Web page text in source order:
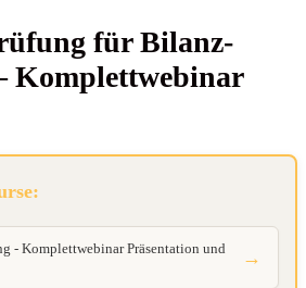
für Bilanz­
- Komplettwebinar Präsentation und
→